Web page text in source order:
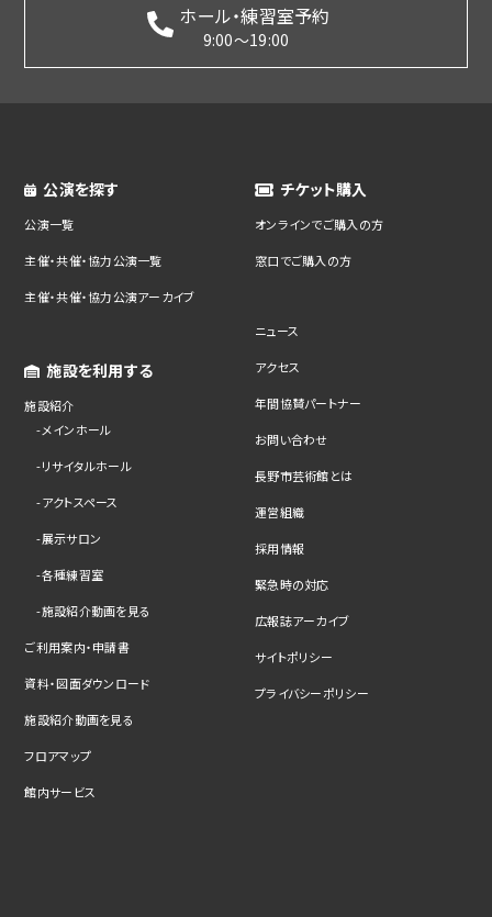
ホール・練習室予約
9:00～19:00
公演を探す
公演一覧
主催・共催・協力公演一覧
主催・共催・協力公演アーカイブ
施設を利用する
施設紹介
メインホール
リサイタルホール
アクトスペース
展示サロン
各種練習室
施設紹介動画を見る
ご利用案内・申請書
資料・図面ダウンロード
施設紹介動画を見る
フロアマップ
館内サービス
チケット購入
オンラインでご購入の方
窓口でご購入の方
ニュース
アクセス
年間協賛パートナー
お問い合わせ
長野市芸術館とは
運営組織
採用情報
緊急時の対応
広報誌アーカイブ
サイトポリシー
プライバシーポリシー